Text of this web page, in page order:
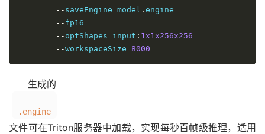
-- saveEngine=model . engine
-- fp16
-- optShapes=input : 1x1x256x256
--workspaceSize=8000
生成的
.engine
文件可在Triton服务器中加载，实现每秒百帧级推理，适用